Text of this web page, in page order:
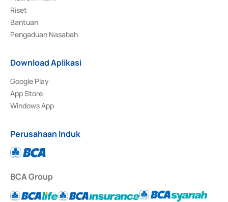
Riset
Bantuan
Pengaduan Nasabah
Download Aplikasi
Google Play
App Store
Windows App
Perusahaan Induk
BCA Group